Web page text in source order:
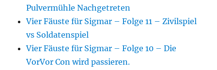
Pulvermühle Nachgetreten
Vier Fäuste für Sigmar – Folge 11 – Zivilspiel
vs Soldatenspiel
Vier Fäuste für Sigmar – Folge 10 – Die
VorVor Con wird passieren.